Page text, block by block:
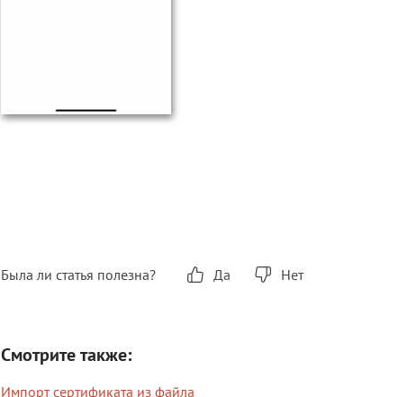
Была ли статья полезна? Да Нет
Смотрите также:
Импорт сертификата из файла